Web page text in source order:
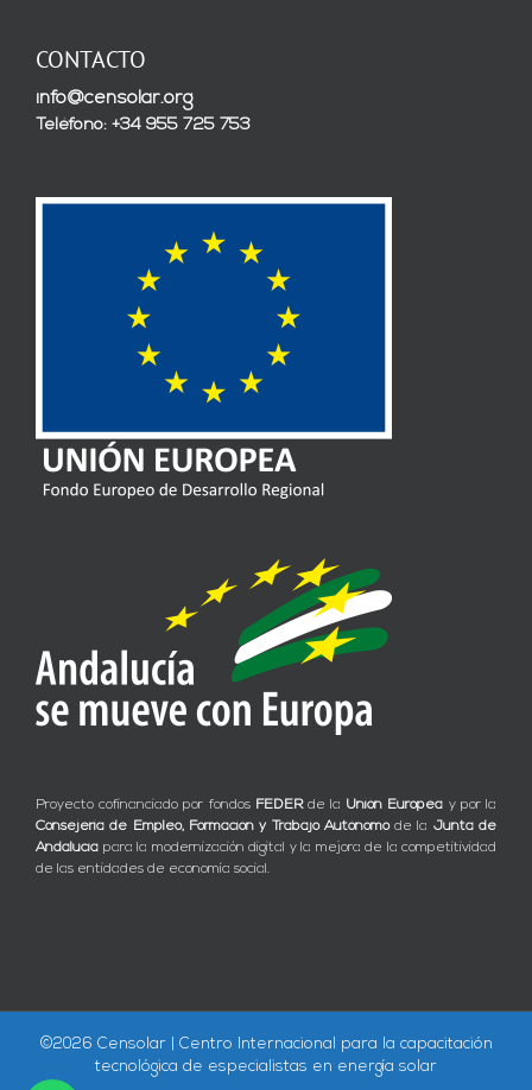
CONTACTO
info@censolar.org
Teléfono: +34 955 725 753
Proyecto cofinanciado por fondos FEDERde la Unión Europea y por la
Consejería de Empleo, Formación y Trabajo Autónomode la Junta de
Andalucía para la modernización digital y la mejora de la competitividad
de las entidades de economía social.
©2026 Censolar | Centro Internacional para la capacitación
tecnológica de especialistas en energía solar